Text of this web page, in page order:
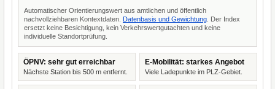
Automatischer Orientierungswert aus amtlichen und öffentlich
nachvollziehbaren Kontextdaten. Datenbasis und Gewichtung . Der Index
ersetzt keine Besichtigung, kein Verkehrswertgutachten und keine
individuelle Standortprüfung.
ÖPNV: sehr gut erreichbar
Nächste Station bis 500 m entfernt.
E-Mobilität: starkes Angebot
Viele Ladepunkte im PLZ-Gebiet.